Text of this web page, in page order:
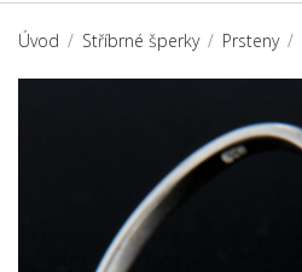
Úvod Stříbrné šperky Prsteny